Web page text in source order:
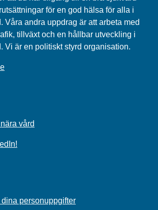
för en god hälsa för alla i
Våra andra uppdrag är att arbeta med
tillväxt och en hållbar utveckling i
Vi är en politiskt styrd organisation.
vård
personuppgifter